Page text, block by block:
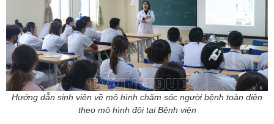
Hướng dẫn sinh viên về mô hình chăm sóc người bệnh toàn diện
theo mô hình đội tại Bệnh viện